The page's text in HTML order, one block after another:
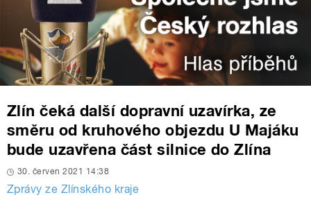
Zlín čeká další dopravní uzavírka, ze
směru od kruhového objezdu U Majáku
bude uzavřena část silnice do Zlína
30. červen 2021 14:38
Zprávy ze Zlínského kraje